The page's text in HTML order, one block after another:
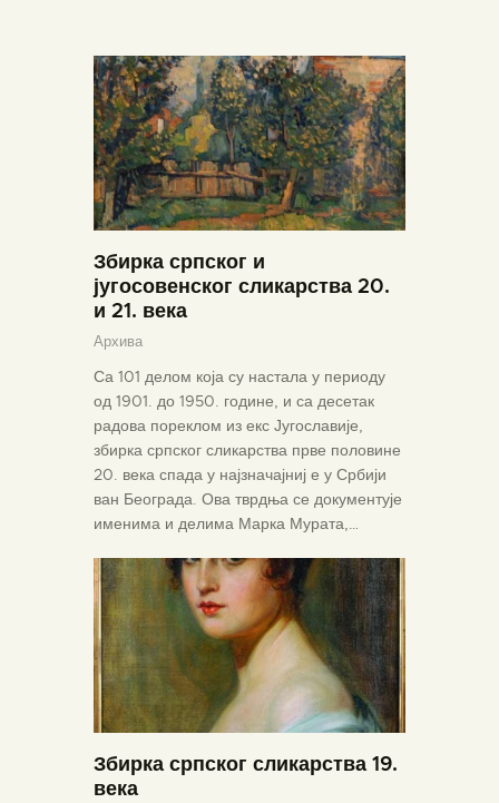
ПОЧЕТНА
О МУЗЕЈУ
ОБЈЕКТИ
ЗБИРКЕ
ВЕСТИ
ИЗЛОЖБЕ
ДОКУМЕНТА
ВИРТУЕЛНА ТУРА
КОНТАКТ
Збирка српског и
југосовенског сликарства 20.
и 21. века
Архива
Са 101 делом која су настала у периоду
од 1901. до 1950. године, и са десетак
радова пореклом из екс Југославије,
збирка српског сликарства прве половине
20. века спада у најзначајниј е у Србији
ван Београда. Ова тврдња се документује
именима и делима Марка Мурата,…
Збирка српског сликарства 19.
века